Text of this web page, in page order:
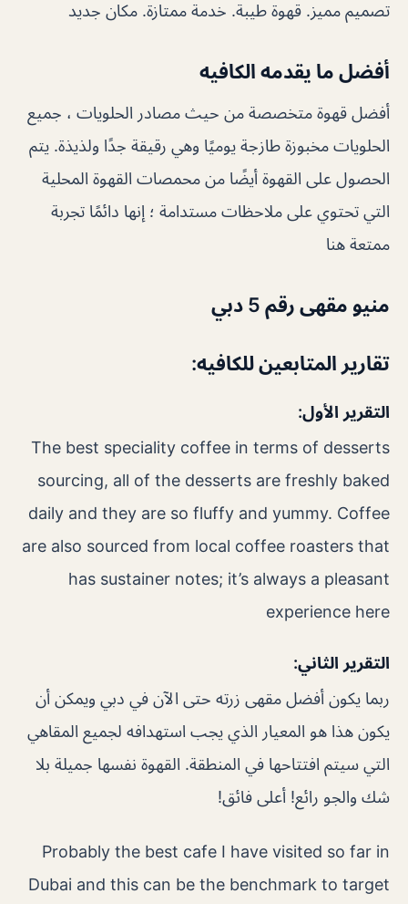
تصميم مميز. قهوة طيبة. خدمة ممتازة. مكان جديد
أفضل ما يقدمه الكافيه
أفضل قهوة متخصصة من حيث مصادر الحلويات ، جميع
الحلويات مخبوزة طازجة يوميًا وهي رقيقة جدًا ولذيذة. يتم
الحصول على القهوة أيضًا من محمصات القهوة المحلية
التي تحتوي على ملاحظات مستدامة ؛ إنها دائمًا تجربة
ممتعة هنا
منيو مقهى رقم 5 دبي
تقارير المتابعين للكافيه:
التقرير الأول:
The best speciality coffee in terms of desserts
sourcing, all of the desserts are freshly baked
daily and they are so fluffy and yummy. Coffee
are also sourced from local coffee roasters that
has sustainer notes; it’s always a pleasant
experience here
التقرير الثاني:
ربما يكون أفضل مقهى زرته حتى الآن في دبي ويمكن أن
يكون هذا هو المعيار الذي يجب استهدافه لجميع المقاهي
التي سيتم افتتاحها في المنطقة. القهوة نفسها جميلة بلا
شك والجو رائع! أعلى فائق!
Probably the best cafe I have visited so far in
Dubai and this can be the benchmark to target